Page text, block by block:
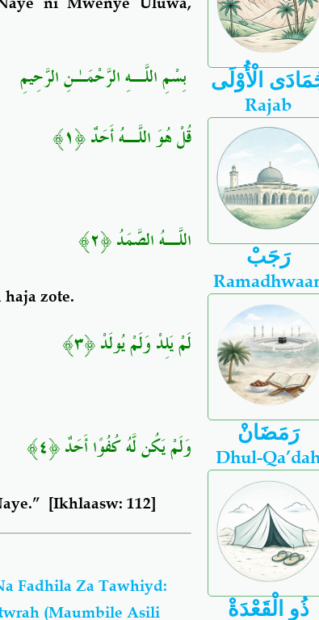
بِسْمِ اللَّـهِ الرَّحْمَـٰنِ الرَّحِيمِ
قُلْ هُوَ اللَّـهُ أَحَدٌ ﴿١﴾
اللَّـهُ الصَّمَدُ ﴿٢﴾
zote.
لَمْ يَلِدْ وَلَمْ يُولَدْ ﴿٣﴾
وَلَمْ يَكُن لَّهُ كُفُوًا أَحَدٌ ﴿٤﴾
[Ikhlaasw: 112]
Fadhila Za Tawhiyd:
(Maumbile Asili
الْأُوْلَى
Rajab
رَجَبْ
رَمَضَانْ
Dhul-
ذُو الْقَعْدَةْ